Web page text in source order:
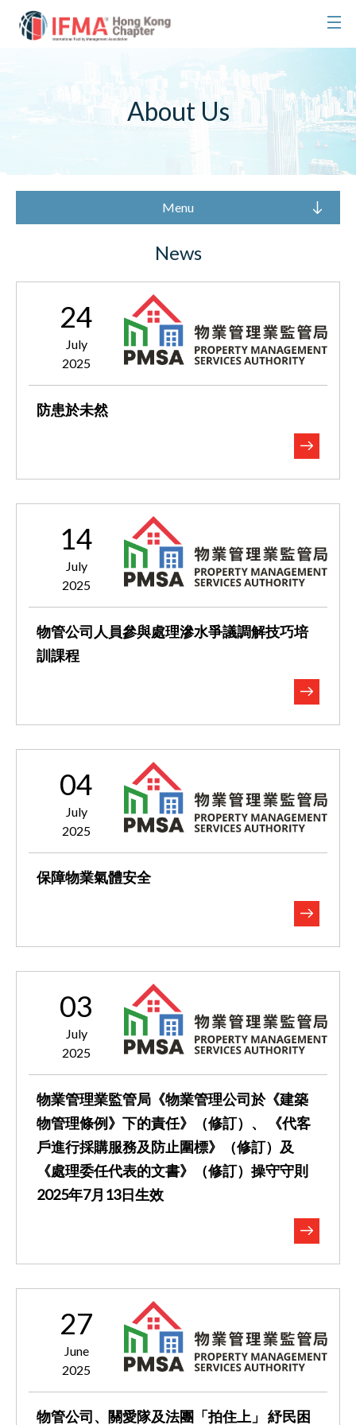
About Us
Menu
News
24
July
2025
防患於未然
14
July
2025
物管公司人員參與處理滲水爭議調解技巧培
訓課程
04
July
2025
保障物業氣體安全
03
July
2025
物業管理業監管局《物業管理公司於《建築
物管理條例》下的責任》（修訂）、 《代客
戶進行採購服務及防止圍標》（修訂）及 ​​​​​​​
《處理委任代表的文書》（修訂）操守守則
2025年7月13日生效
27
June
2025
物管公司、關愛隊及法團「拍住上」 紓民困